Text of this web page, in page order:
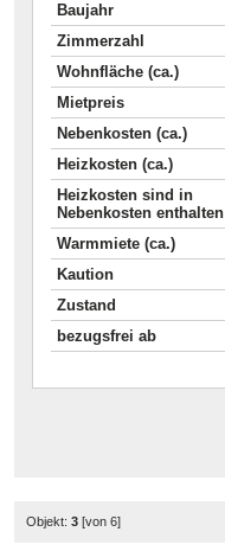
Baujahr
Zimmerzahl
Wohnfläche (ca.)
Mietpreis
Nebenkosten (ca.)
Heizkosten (ca.)
Heizkosten sind in
Nebenkosten enthalten
Warmmiete (ca.)
Kaution
Zustand
bezugsfrei ab
Objekt: 3 [von 6]